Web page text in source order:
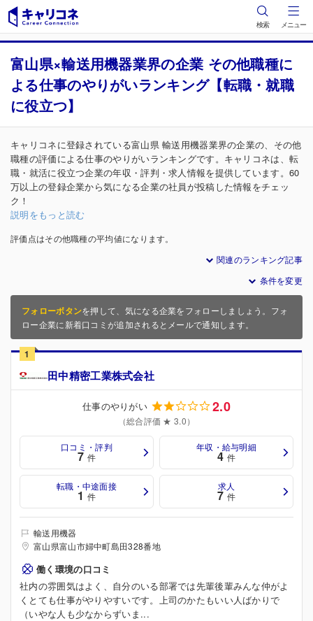
検索 メニュー
富山県×輸送用機器業界の企業 その他職種に
よる仕事のやりがいランキング【転職・就職
に役立つ】
キャリコネに登録されている富山県 輸送用機器業界の企業の、その他
職種の評価による仕事のやりがいランキングです。キャリコネは、転
職・就活に役立つ企業の年収・評判・求人情報を提供しています。60
万以上の登録企業から気になる企業の社員が投稿した情報をチェッ
ク！
説明をもっと読む
評価点はその他職種の平均値になります。
関連のランキング記事
条件を変更
フォローボタンを押して、気になる企業をフォローしましょう。フォ
ロー企業に新着口コミが追加されるとメールで通知します。
1
田中精密工業株式会社
仕事のやりがい 2.0
（総合評価 ★ 3.0）
口コミ・評判
7 件
年収・給与明細
4 件
転職・中途面接
1 件
求人
7 件
輸送用機器
富山県富山市婦中町島田328番地
働く環境の口コミ
社内の雰囲気はよく、自分のいる部署では先輩後輩みんな仲がよ
くとても仕事がやりやすいです。上司のかたもいい人ばかりで
（いやな人も少なからずいま...